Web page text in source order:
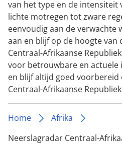
van het type en de intensiteit
lichte motregen tot zware
eenvoudig aan de verwachte
aan en blijf op de hoogte van
Centraal-Afrikaanse
voor betrouwbare en
en blijf altijd goed voorbereid
Centraal-Afrikaanse
Home
Afrika
Neerslagradar Centraal-